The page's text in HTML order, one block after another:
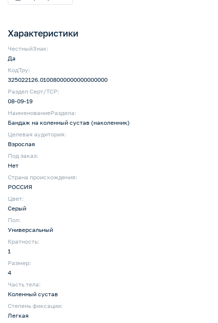
Характеристики
ЧестныйЗнак:
Да
КодТру:
325022126.01008000000000000000
Раздел Серт/ТСР:
08-09-19
НаименованиеРаздела:
Бандаж на коленный сустав (наколенник)
Целевая аудитория:
Взрослая
Под заказ:
Нет
Страна происхождения:
РОССИЯ
Цвет:
Серый
Пол:
Универсальный
Кратность:
1
Размер:
4
Часть тела:
Коленный сустав
Степень фиксации:
Легкая